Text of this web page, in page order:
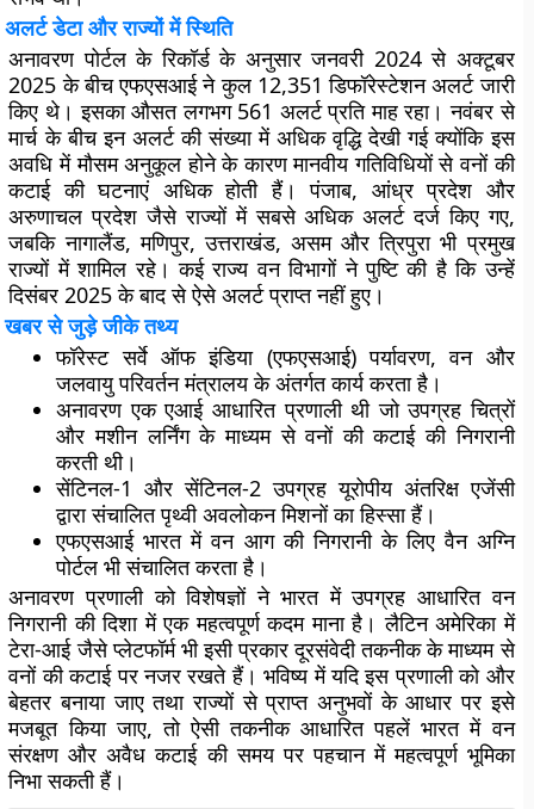
अलर्ट डेटा और राज्यों में स्थिति
अनावरण पोर्टल के रिकॉर्ड के अनुसार जनवरी 2024 से अक्टूबर
2025 के बीच एफएसआई ने कुल 12,351 डिफॉरेस्टेशन अलर्टजारी
किए थे। इसका औसत लगभग 561 अलर्ट प्रति माह रहा। नवंबर से
मार्च के बीच इन अलर्ट की संख्या में अधिक वृद्धि देखी गई क्योंकि इस
अवधि में मौसम अनुकूल होने के कारण मानवीय गतिविधियों से वनों की
कटाई की घटनाएं अधिक होती हैं। पंजाब, आंध्र प्रदेश और
अरुणाचल प्रदेश जैसे राज्यों में सबसे अधिक अलर्ट दर्ज किए गए,
जबकि नागालैंड, मणिपुर, उत्तराखंड, असम और त्रिपुरा भी प्रमुख
राज्यों में शामिल रहे। कई राज्य वन विभागों ने पुष्टि की है कि उन्हें
दिसंबर 2025 के बाद से ऐसे अलर्ट प्राप्त नहीं हुए।
खबर से जुड़े जीके तथ्य
फॉरेस्ट सर्वे ऑफ इंडिया (एफएसआई) पर्यावरण, वन और
जलवायु परिवर्तन मंत्रालय के अंतर्गत कार्य करता है।
अनावरण एक एआई आधारित प्रणाली थी जो उपग्रह चित्रों
और मशीन लर्निंग के माध्यम से वनों की कटाई की निगरानी
करती थी।
सेंटिनल-1 और सेंटिनल-2 उपग्रह यूरोपीय अंतरिक्ष एजेंसी
द्वारा संचालित पृथ्वी अवलोकन मिशनों का हिस्सा हैं।
एफएसआई भारत में वन आग की निगरानी के लिए वैन अग्नि
पोर्टल भी संचालित करता है।
अनावरण प्रणाली को विशेषज्ञों ने भारत में उपग्रह आधारित वन
निगरानी की दिशा में एक महत्वपूर्ण कदम माना है। लैटिन अमेरिका में
टेरा-आई जैसे प्लेटफॉर्म भी इसी प्रकार दूरसंवेदी तकनीक के माध्यम से
वनों की कटाई पर नजर रखते हैं। भविष्य में यदि इस प्रणाली को और
बेहतर बनाया जाए तथा राज्यों से प्राप्त अनुभवों के आधार पर इसे
मजबूत किया जाए, तो ऐसी तकनीक आधारित पहलें भारत में वन
संरक्षण और अवैध कटाई की समय पर पहचान में महत्वपूर्ण भूमिका
निभा सकती हैं।